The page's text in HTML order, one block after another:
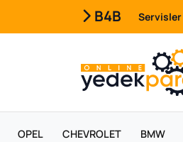
B4B Servisler
OPEL CHEVROLET BMW